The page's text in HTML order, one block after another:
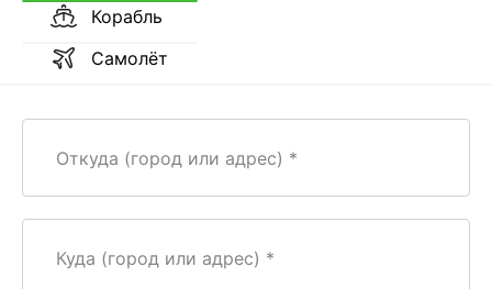
Корабль
Самолёт
Откуда (город или адрес)
Куда (город или адрес)